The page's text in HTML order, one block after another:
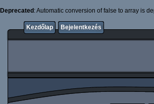
Deprecated : Automatic conversion of false to array is
Kezdőlap Bejelentkezés